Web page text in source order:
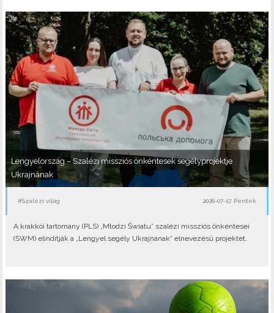
Lengyelország – Szalézi missziós önkéntesek segélyprojektje
Ukrajnának
#Szalézi világ 2026-07-17, Péntek
A krakkói tartomány (PLS) „Młodzi Światu” szalézi missziós önkéntesei
(SWM) elindítják a „Lengyel segély Ukrajnának” elnevezésű projektet.